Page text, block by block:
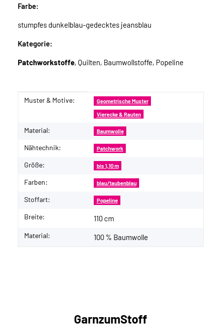
Farbe:
stumpfes dunkelblau-gedecktes jeansblau
Kategorie:
Patchworkstoffe, Quilten, Baumwollstoffe, Popeline
Produkteigenschaft
Wert
Muster & Motive: Geometrische Muster
Vierecke & Rauten
Material: Baumwolle
Nähtechnik: Patchwork
Größe: bis 1,10 m
Farben: blau/taubenblau
Stoffart: Popeline
Breite: 110 cm
Material: 100 % Baumwolle
GarnzumStoff